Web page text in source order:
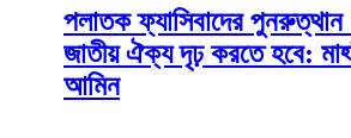
পলাতক ফ্যাসিবাদের পুনরুত্থান
জাতীয় ঐক্য দৃঢ় করতে হবে:
আমিন